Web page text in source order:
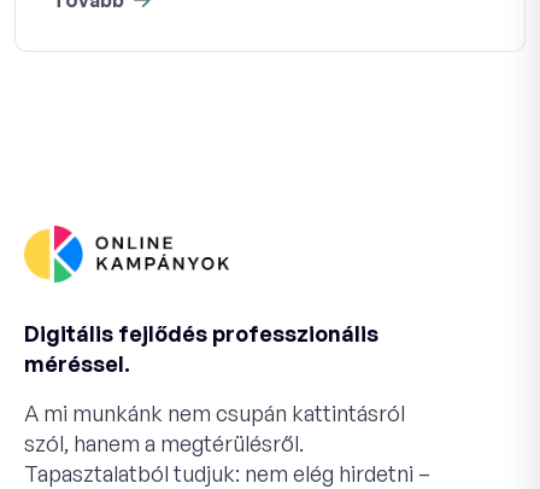
Digitális fejlődés professzionális
méréssel.
A mi munkánk nem csupán kattintásról
szól, hanem a megtérülésről.
Tapasztalatból tudjuk: nem elég hirdetni –